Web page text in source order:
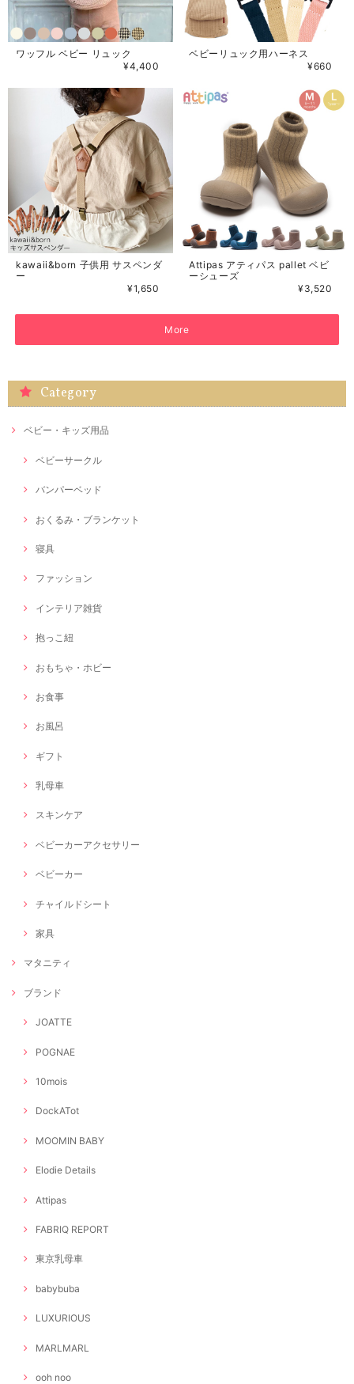
ワッフル ベビー リュック
¥4,400
ベビーリュック用ハーネス
¥660
kawaii&born 子供用 サスペンダ
ー
¥1,650
Attipas アティパス pallet ベビ
ーシューズ
¥3,520
More
Category
ベビー・キッズ用品
ベビーサークル
バンパーベッド
おくるみ・ブランケット
寝具
ファッション
インテリア雑貨
抱っこ紐
おもちゃ・ホビー
お食事
お風呂
ギフト
乳母車
スキンケア
ベビーカーアクセサリー
ベビーカー
チャイルドシート
家具
マタニティ
ブランド
JOATTE
POGNAE
10mois
DockATot
MOOMIN BABY
Elodie Details
Attipas
FABRIQ REPORT
東京乳母車
babybuba
LUXURIOUS
MARLMARL
ooh noo